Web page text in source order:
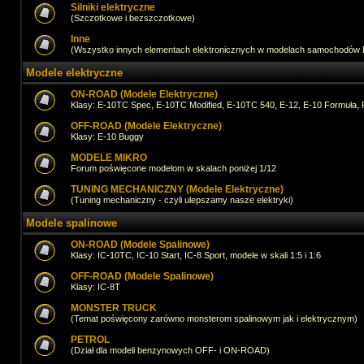
Silniki elektryczne
(Szczotkowe i bezszczotkowe)
Inne
(Wszystko innych elementach elektronicznych w modelach samochodów
Modele elektryczne
ON-ROAD (Modele Elektryczne)
Klasy: E-10TC Spec, E-10TC Modified, E-10TC 540, E-12, E-10 Formuła,
OFF-ROAD (Modele Elektryczne)
Klasy: E-10 Buggy
MODELE MIKRO
Forum poświęcone modelom w skalach poniżej 1/12
TUNING MECHANICZNY (Modele Elektryczne)
(Tuning mechaniczny - czyli ulepszamy nasze elektryki)
Modele spalinowe
ON-ROAD (Modele Spalinowe)
Klasy: IC-10TC, IC-10 Start, IC-8 Sport, modele w skali 1:5 i 1:6
OFF-ROAD (Modele Spalinowe)
Klasy: IC-8T
MONSTER TRUCK
(Temat poświęcony zarówno monsterom spalinowym jak i elektrycznym)
PETROL
(Dział dla modeli benzynowych OFF- i ON-ROAD)